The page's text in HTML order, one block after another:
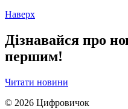
Наверх
Дізнавайся про
першим!
Читати новини
© 2026 Цифровичок